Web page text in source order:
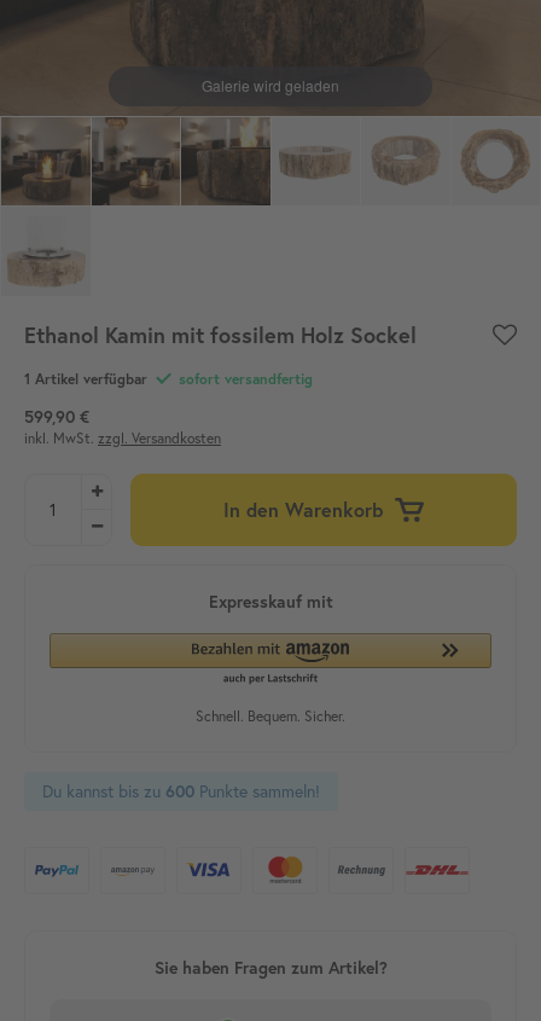
Ethanol Kamin mit fossilem Holz Sockel
1 Artikel verfügbar sofort versandfertig
599,90 €
inkl. MwSt. zzgl. Versandkosten
In den Warenkorb
Du kannst bis zu 600 Punkte sammeln!